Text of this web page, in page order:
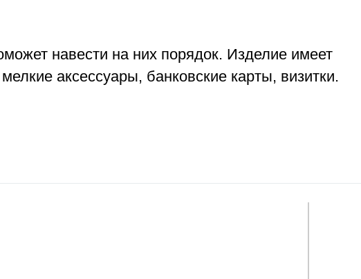
навести на них порядок. Изделие имеет
аксессуары, банковские карты, визитки.